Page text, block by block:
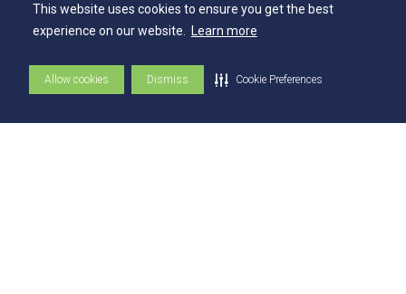
This website uses cookies to ensure you get the best
experience on our website. Learn more
Allow cookies Dismiss Cookie Preferences
Núcleo de Acessibilidade e Inclusão
Contatos